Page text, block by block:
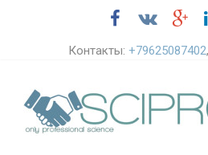
Контакты:+79625087402